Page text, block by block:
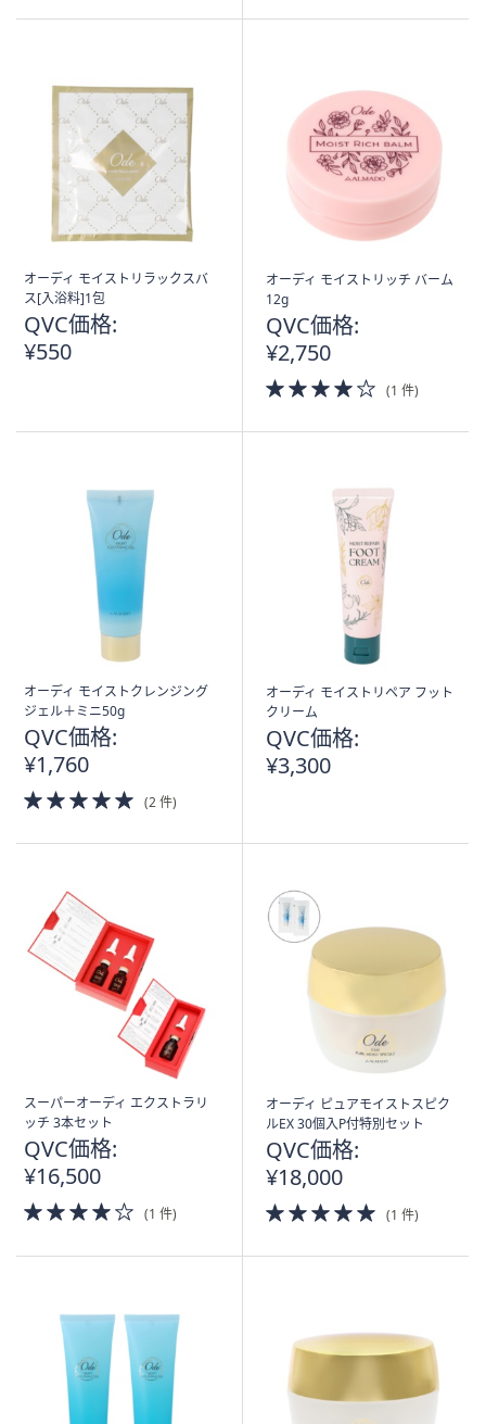
オーディ モイストリラックスバ
ス[入浴料]1包
QVC価格:
¥550
オーディ モイストリッチ バーム
12g
QVC価格:
¥2,750
4.0
of
(1 件)
オーディ モイストクレンジング
ジェル＋ミニ50g
QVC価格:
¥1,760
5.0
of
(2 件)
オーディ モイストリペア フット
クリーム
QVC価格:
¥3,300
スーパーオーディ エクストラリ
ッチ 3本セット
QVC価格:
¥16,500
4.0
of
(1 件)
オーディ ピュアモイストスピク
ルEX 30個入P付特別セット
QVC価格:
¥18,000
5.0
of
(1 件)